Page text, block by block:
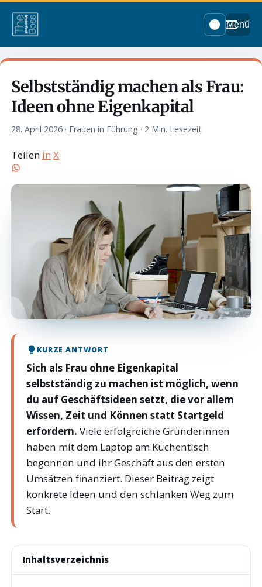
Menü
Selbstständig machen als Frau:
Ideen ohne Eigenkapital
28. April 2026 · Frauen in Führung · 2 Min. Lesezeit
Teilen in X
KURZE ANTWORT
Sich als Frau ohne Eigenkapital
selbstständig zu machen ist möglich, wenn
du auf Geschäftsideen setzt, die vor allem
Wissen, Zeit und Können statt Startgeld
erfordern. Viele erfolgreiche Gründerinnen
haben mit dem Laptop am Küchentisch
begonnen und ihr Geschäft aus den ersten
Umsätzen finanziert. Dieser Beitrag zeigt
konkrete Ideen und den schlanken Weg zum
Start.
Inhaltsverzeichnis